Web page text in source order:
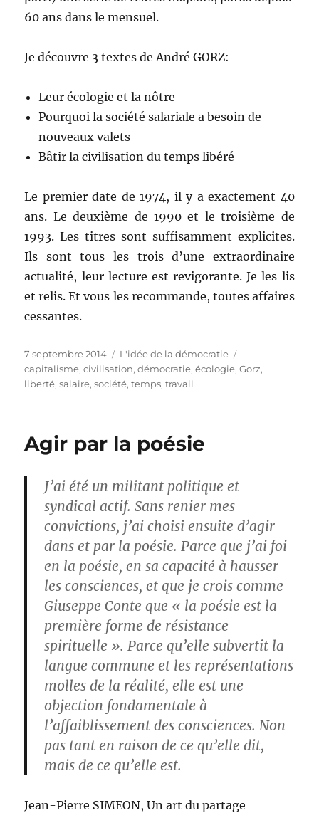
60 ans dans le mensuel.
Je découvre 3 textes de André GORZ:
Leur écologie et la nôtre
Pourquoi la société salariale a besoin de
nouveaux valets
Bâtir la civilisation du temps libéré
Le premier date de 1974, il y a exactement 40
ans. Le deuxième de 1990 et le troisième de
1993. Les titres sont suffisamment explicites.
Ils sont tous les trois d’une extraordinaire
actualité, leur lecture est revigorante. Je les lis
et relis. Et vous les recommande, toutes affaires
cessantes.
Publié
le
7 septembre 2014 Catégories
L'idée de la démocratie
capitalisme,civilisation,démocratie,écologie,Gorz,
liberté,salaire,société,temps,travail
Agir par la poésie
J’ai été un militant politique et
syndical actif. Sans renier mes
convictions, j’ai choisi ensuite d’agir
dans et par la poésie. Parce que j’ai foi
en la poésie, en sa capacité à hausser
les consciences, et que je crois comme
Giuseppe Conte que « la poésie est la
première forme de résistance
spirituelle ». Parce qu’elle subvertit la
langue commune et les représentations
molles de la réalité, elle est une
objection fondamentale à
l’affaiblissement des consciences. Non
pas tant en raison de ce qu’elle dit,
mais de ce qu’elle est.
Jean-Pierre SIMEON, Un art du partage